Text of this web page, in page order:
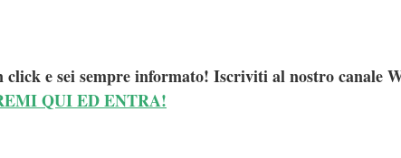
click e sei sempre informato! Iscriviti al nostro canale
QUI ED ENTRA!